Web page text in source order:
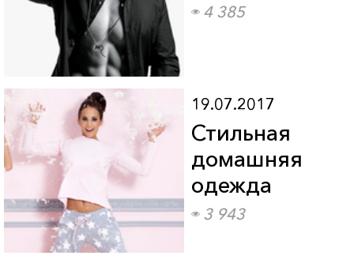
4 385
19.07.2017
Стильная
домашняя
одежда
3 943